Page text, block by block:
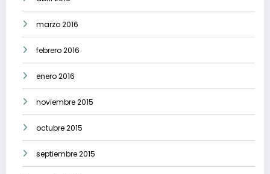
marzo 2016
febrero 2016
enero 2016
noviembre 2015
octubre 2015
septiembre 2015